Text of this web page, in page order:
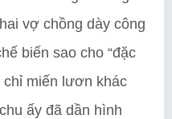
vợ chồng dày công
biến sao cho “đặc
chỉ miến lươn khác
ấy đã dần hình